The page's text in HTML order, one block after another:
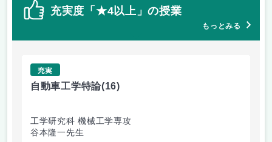
充実度「★4以上」の授業
もっとみる
充実
自動車工学特論(16)
工学研究科 機械工学専攻
谷本隆一先生